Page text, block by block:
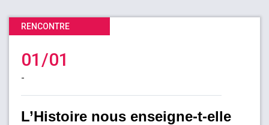
RENCONTRE
01/01
-
L’Histoire nous enseigne-t-elle